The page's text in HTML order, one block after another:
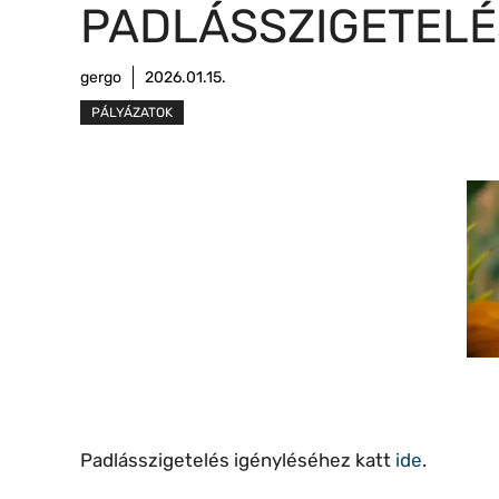
gergo 2026.01.15.
PÁLYÁZATOK
Padlásszigetelés igényléséhez katt ide.